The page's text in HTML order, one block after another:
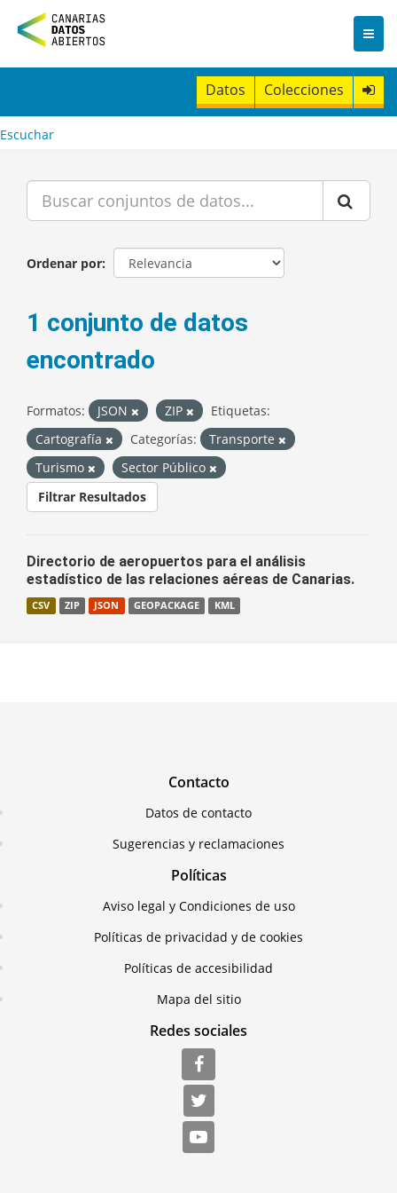
n
t
Datos Colecciones
Escuchar
Ordenar por
1 conjunto de datos
encontrado
Formatos: JSON ZIP
Etiquetas:
Cartografía
Categorías:
Transporte
Turismo
Sector Público
Filtrar Resultados
Directorio de aeropuertos para el análisis
estadístico de las relaciones aéreas de Canarias.
CSV ZIP JSON GEOPACKAGE KML
Contacto
Datos de contacto
Sugerencias y reclamaciones
Políticas
Aviso legal y Condiciones de uso
Políticas de privacidad y de cookies
Políticas de accesibilidad
Mapa del sitio
Redes sociales